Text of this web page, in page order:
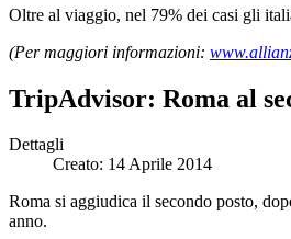
Oltre al viaggio, nel 79% dei casi gli
(Per maggiori informazioni:
TripAdvisor: Roma al
Dettagli
Creato: 14 Aprile 2014
Roma si aggiudica il secondo posto,
anno.